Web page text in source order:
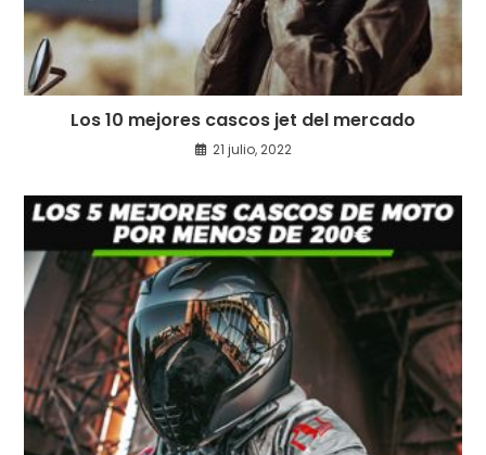
Los 10 mejores cascos jet del mercado
21 julio, 2022